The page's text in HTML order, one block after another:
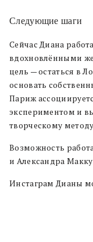
Следующие шаги
Сейчас Диана
вдохновлёнными
цель — остаться в
основать
Париж
экспериментом и
творческому
Возможность
и Александра
Инстаграм Дианы